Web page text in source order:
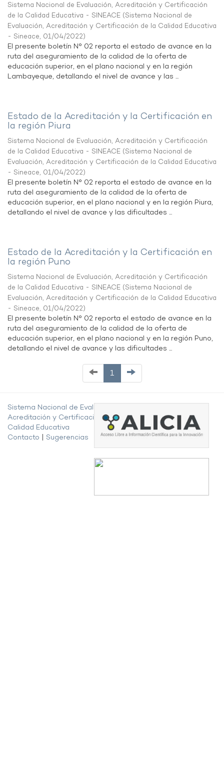
Sistema Nacional de Evaluación, Acreditación y Certificación
de la Calidad Educativa - SINEACE (Sistema Nacional de
Evaluación, Acreditación y Certificación de la Calidad Educativa
- Sineace, 01/04/2022)
El presente boletín N° 02 reporta el estado de avance en la
ruta del aseguramiento de la calidad de la oferta de
educación superior, en el plano nacional y en la región
Lambayeque, detallando el nivel de avance y las ...
Estado de la Acreditación y la Certificación en
la región Piura
Sistema Nacional de Evaluación, Acreditación y Certificación
de la Calidad Educativa - SINEACE (Sistema Nacional de
Evaluación, Acreditación y Certificación de la Calidad Educativa
- Sineace, 01/04/2022)
El presente boletín N° 02 reporta el estado de avance en la
ruta del aseguramiento de la calidad de la oferta de
educación superior, en el plano nacional y en la región Piura,
detallando el nivel de avance y las dificultades ...
Estado de la Acreditación y la Certificación en
la región Puno
Sistema Nacional de Evaluación, Acreditación y Certificación
de la Calidad Educativa - SINEACE (Sistema Nacional de
Evaluación, Acreditación y Certificación de la Calidad Educativa
- Sineace, 01/04/2022)
El presente boletín N° 02 reporta el estado de avance en la
ruta del aseguramiento de la calidad de la oferta de
educación superior, en el plano nacional y en la región Puno,
detallando el nivel de avance y las dificultades ...
1
Sistema Nacional de Evaluación,
Acreditación y Certificación de la
Calidad Educativa
Contacto
Sugerencias